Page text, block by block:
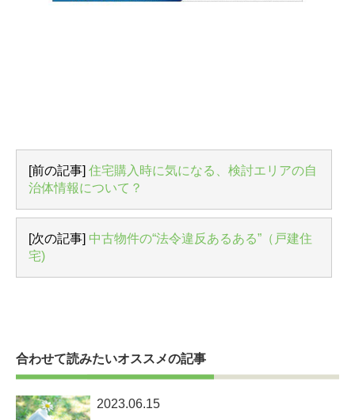
[前の記事] 住宅購入時に気になる、検討エリアの自
治体情報について？
[次の記事] 中古物件の“法令違反あるある”（戸建住
宅)
合わせて読みたいオススメの記事
2023.06.15